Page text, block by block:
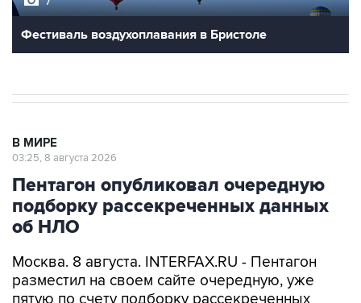
Пентагон опубликовал очередную
подборку рассекреченных данных
об НЛО
Москва. 8 августа. INTERFAX.RU - Пентагон
пятую по счету подборку рассекреченных
американских данных о неопознанных